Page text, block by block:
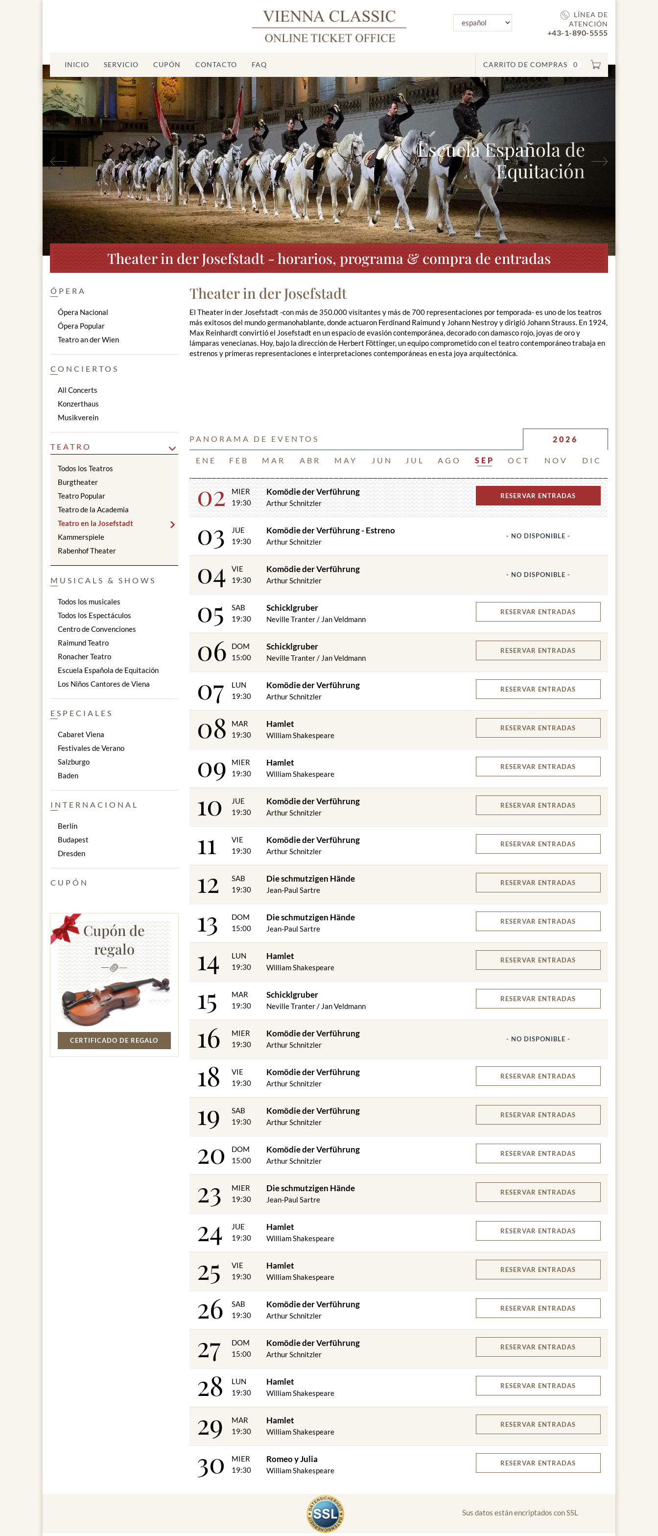
LÍNEA DE
ATENCIÓN
+43-1-890-5555
CARRITO DE COMPRAS 0
INICIO SERVICIO CUPÓN CONTACTO FAQ
Española de
Equitación
Anterior
Theater in der Josefstadt - horarios, programa & compra de entradas
Theater in der Josefstadt
El Theater in der Josefstadt -con más de 350.000 visitantes y más de 700 representaciones por temporada- es uno de los teatros
más exitosos del mundo germanohablante, donde actuaron Ferdinand Raimund y Johann Nestroy y dirigió Johann Strauss. En 1924,
Max Reinhardt convirtió el Josefstadt en un espacio de evasión contemporánea, decorado con damasco rojo, joyas de oro y
lámparas venecianas. Hoy, bajo la dirección de Herbert Föttinger, un equipo comprometido con el teatro contemporáneo trabaja en
estrenos y primeras representaciones e interpretaciones contemporáneas en esta joya arquitectónica.
PANORAMA DE EVENTOS 2026
ENE FEB MAR ABR MAY JUN JUL AGO SEP OCT NOV DIC
02
MIER
19:30
Komödie der Verführung
Arthur Schnitzler
RESERVAR ENTRADAS
03
JUE
19:30
Komödie der Verführung - Estreno
Arthur Schnitzler
- NO DISPONIBLE -
04
VIE
19:30
Komödie der Verführung
Arthur Schnitzler
- NO DISPONIBLE -
05
SAB
19:30
Schicklgruber
Neville Tranter / Jan Veldmann
RESERVAR ENTRADAS
06
DOM
15:00
Schicklgruber
Neville Tranter / Jan Veldmann
RESERVAR ENTRADAS
07
LUN
19:30
Komödie der Verführung
Arthur Schnitzler
RESERVAR ENTRADAS
08
MAR
19:30
Hamlet
William Shakespeare
RESERVAR ENTRADAS
09
MIER
19:30
Hamlet
William Shakespeare
RESERVAR ENTRADAS
10
JUE
19:30
Komödie der Verführung
Arthur Schnitzler
RESERVAR ENTRADAS
11
VIE
19:30
Komödie der Verführung
Arthur Schnitzler
RESERVAR ENTRADAS
12
SAB
19:30
Die schmutzigen Hände
Jean-Paul Sartre
RESERVAR ENTRADAS
13
DOM
15:00
Die schmutzigen Hände
Jean-Paul Sartre
RESERVAR ENTRADAS
14
LUN
19:30
Hamlet
William Shakespeare
RESERVAR ENTRADAS
15
MAR
19:30
Schicklgruber
Neville Tranter / Jan Veldmann
RESERVAR ENTRADAS
16
MIER
19:30
Komödie der Verführung
Arthur Schnitzler
- NO DISPONIBLE -
18
VIE
19:30
Komödie der Verführung
Arthur Schnitzler
RESERVAR ENTRADAS
19
SAB
19:30
Komödie der Verführung
Arthur Schnitzler
RESERVAR ENTRADAS
20
DOM
15:00
Komödie der Verführung
Arthur Schnitzler
RESERVAR ENTRADAS
23
MIER
19:30
Die schmutzigen Hände
Jean-Paul Sartre
RESERVAR ENTRADAS
24
JUE
19:30
Hamlet
William Shakespeare
RESERVAR ENTRADAS
25
VIE
19:30
Hamlet
William Shakespeare
RESERVAR ENTRADAS
26
SAB
19:30
Komödie der Verführung
Arthur Schnitzler
RESERVAR ENTRADAS
27
DOM
15:00
Komödie der Verführung
Arthur Schnitzler
RESERVAR ENTRADAS
28
LUN
19:30
Hamlet
William Shakespeare
RESERVAR ENTRADAS
29
MAR
19:30
Hamlet
William Shakespeare
RESERVAR ENTRADAS
30
MIER
19:30
Romeo y Julia
William Shakespeare
RESERVAR ENTRADAS
ÓPERA
Ópera Nacional
Ópera Popular
Teatro an der Wien
CONCIERTOS
All Concerts
Konzerthaus
Musikverein
TEATRO
Todos los Teatros
Burgtheater
Teatro Popular
Teatro de la Academia
Teatro en la Josefstadt
Kammerspiele
Rabenhof Theater
MUSICALS & SHOWS
Todos los musicales
Todos los Espectáculos
Centro de Convenciones
Raimund Teatro
Ronacher Teatro
Escuela Española de Equitación
Los Niños Cantores de Viena
ESPECIALES
Cabaret Viena
Festivales de Verano
Salzburgo
Baden
INTERNACIONAL
Berlín
Budapest
Dresden
CUPÓN
Cupón de
regalo
CERTIFICADO DE REGALO
Sus datos están encriptados con SSL